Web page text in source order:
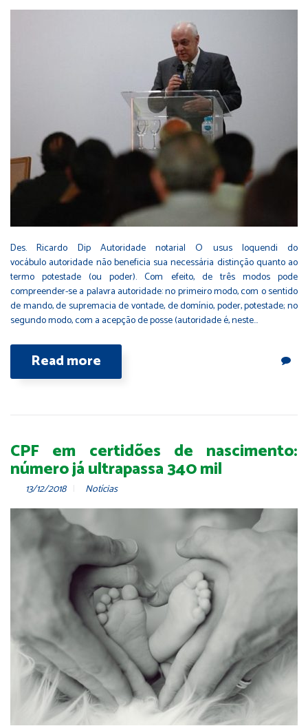
Des. Ricardo Dip Autoridade notarial O usus loquendi do
vocábulo autoridade não beneficia sua necessária distinção quanto ao
termo potestade (ou poder). Com efeito, de três modos pode
compreender-se a palavra autoridade: no primeiro modo, com o sentido
de mando, de supremacia de vontade, de domínio, poder, potestade; no
segundo modo, com a acepção de posse (autoridade é, neste…
Read more
CPF em certidões de nascimento:
número já ultrapassa 340 mil
13/12/2018 Notícias